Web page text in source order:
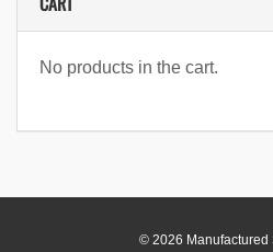
No products in the cart.
© 2026 Manufactured